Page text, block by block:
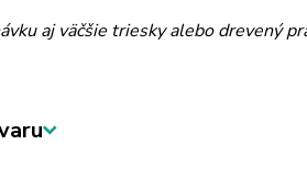
aj väčšie triesky alebo drevený